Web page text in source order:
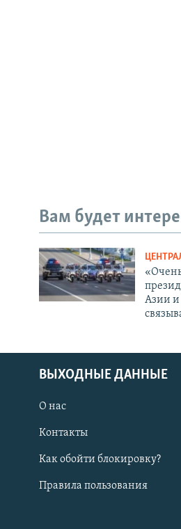
Вам будет
Азии и
ВЫХОДНЫЕ ДАННЫЕ
О нас
Контакты
Как обойти блокировку?
Правила пользования